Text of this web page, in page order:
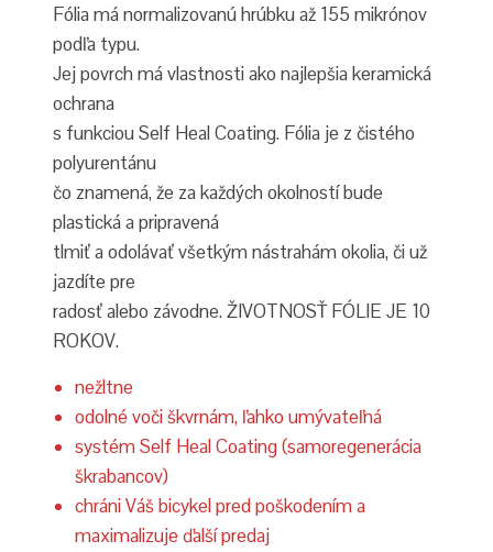
Fólia má normalizovanú hrúbku až 155 mikrónov
podľa typu.
Jej povrch má vlastnosti ako najlepšia keramická
ochrana
s funkciou Self Heal Coating. Fólia je z čistého
polyurentánu
čo znamená, že za každých okolností bude
plastická a pripravená
tlmiť a odolávať všetkým nástrahám okolia, či už
jazdíte pre
radosť alebo závodne. ŽIVOTNOSŤ FÓLIE JE 10
ROKOV.
nežltne
odolné voči škvrnám, ľahko umývateľná
systém Self Heal Coating (samoregenerácia
škrabancov)
chráni Váš bicykel pred poškodením a
maximalizuje ďalší predaj